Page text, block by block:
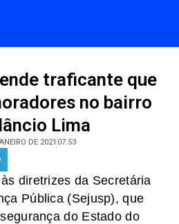
traficante que
no bairro
Lima
DE 2021 07:53
diretrizes da Secretária
Pública (Sejusp), que
do Estado do